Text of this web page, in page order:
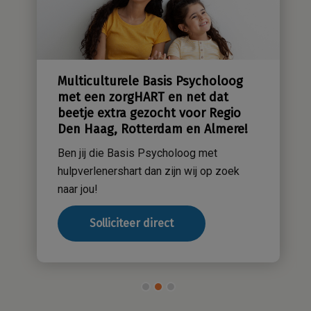
Ambulante begeleiding – Social
Worker in Haarlem, Hoofdorp,
Beverwijk, regio Flevoland of
Alkmaar Zaanstreek
Ben jij die Gezinsprofessional met
hulpverlenershart en heb je daarnaast je
relevante hbo-diplomering (wie weet
zelfs een SKJ-registratie)?
Solliciteer direct